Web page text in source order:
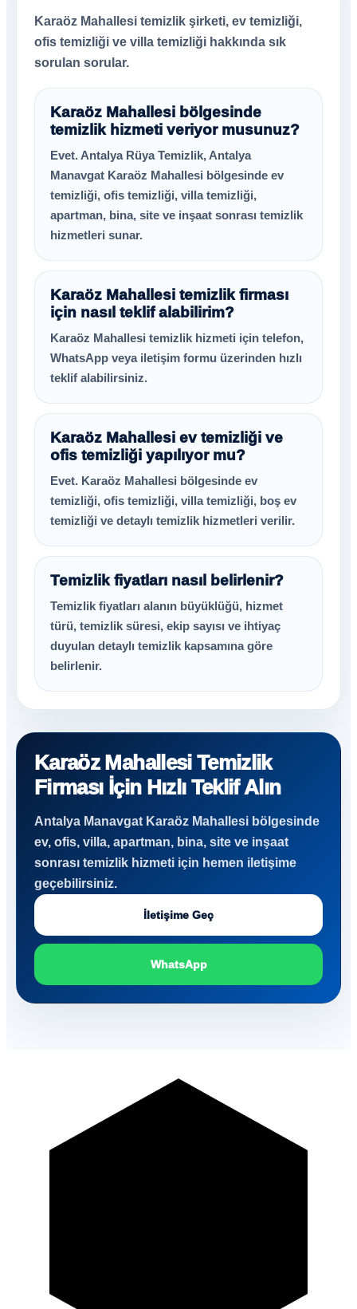
Karaöz Mahallesi temizlik şirketi, ev temizliği,
ofis temizliği ve villa temizliği hakkında sık
sorulan sorular.
Karaöz Mahallesi bölgesinde
temizlik hizmeti veriyor musunuz?
Evet. Antalya Rüya Temizlik, Antalya
Manavgat Karaöz Mahallesi bölgesinde ev
temizliği, ofis temizliği, villa temizliği,
apartman, bina, site ve inşaat sonrası temizlik
hizmetleri sunar.
Karaöz Mahallesi temizlik firması
için nasıl teklif alabilirim?
Karaöz Mahallesi temizlik hizmeti için telefon,
WhatsApp veya iletişim formu üzerinden hızlı
teklif alabilirsiniz.
Karaöz Mahallesi ev temizliği ve
ofis temizliği yapılıyor mu?
Evet. Karaöz Mahallesi bölgesinde ev
temizliği, ofis temizliği, villa temizliği, boş ev
temizliği ve detaylı temizlik hizmetleri verilir.
Temizlik fiyatları nasıl belirlenir?
Temizlik fiyatları alanın büyüklüğü, hizmet
türü, temizlik süresi, ekip sayısı ve ihtiyaç
duyulan detaylı temizlik kapsamına göre
belirlenir.
Karaöz Mahallesi Temizlik
Firması İçin Hızlı Teklif Alın
Antalya Manavgat Karaöz Mahallesi bölgesinde
ev, ofis, villa, apartman, bina, site ve inşaat
sonrası temizlik hizmeti için hemen iletişime
geçebilirsiniz.
İletişime Geç
WhatsApp